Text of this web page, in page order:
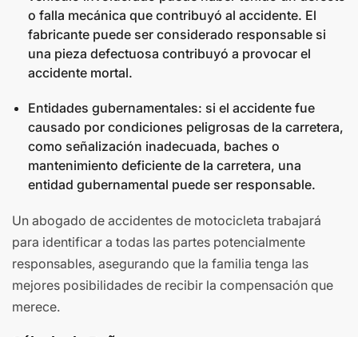
o falla mecánica que contribuyó al accidente. El
fabricante puede ser considerado responsable si
una pieza defectuosa contribuyó a provocar el
accidente mortal.
Entidades gubernamentales: si el accidente fue
causado por condiciones peligrosas de la carretera,
como señalización inadecuada, baches o
mantenimiento deficiente de la carretera, una
entidad gubernamental puede ser responsable.
Un abogado de accidentes de motocicleta trabajará
para identificar a todas las partes potencialmente
responsables, asegurando que la familia tenga las
mejores posibilidades de recibir la compensación que
merece.